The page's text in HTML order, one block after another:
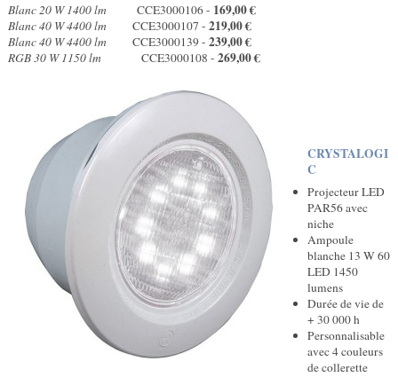
Blanc 20 W 1400 lm
CCE3000106 - 169,00 €
Blanc 40 W 4400 lmCCE3000107 - 219,00 €
Blanc 40 W 4400 lmCCE3000139 - 239,00 €
RGB 30 W 1150 lmCCE3000108 - 269,00 €
CRYSTALOGI
C
Projecteur LED
PAR56 avec
niche
Ampoule
blanche 13 W 60
LED 1450
lumens
Durée de vie de
+ 30 000 h
Personnalisable
avec 4 couleurs
de collerette